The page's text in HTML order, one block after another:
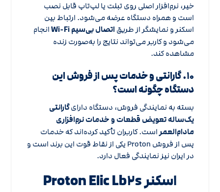
خیر، نرم‌افزار اصلی روی تبلت یا لپ‌تاپ قابل نصب
است و همراه دستگاه عرضه می‌شود. ارتباط بین
اسکنر و نمایشگر از طریق اتصال بی‌سیم Wi-Fi
انجام
می‌شود و کاربر می‌تواند نتایج را به‌صورت زنده
مشاهده کند.
۱۰. گارانتی و خدمات پس از فروش این
دستگاه چگونه است؟
بسته به نمایندگی فروش، دستگاه دارایگارانتی
یک‌ساله تعویض قطعات و خدمات نرم‌افزاری
مادام‌العمراست. کاربران تأکید کرده‌اند که خدمات
پس از فروش Proton یکی از نقاط قوت این برند است و
در ایران نیز نمایندگی فعال دارد.
اسکنر Proton Elic Lb۲s